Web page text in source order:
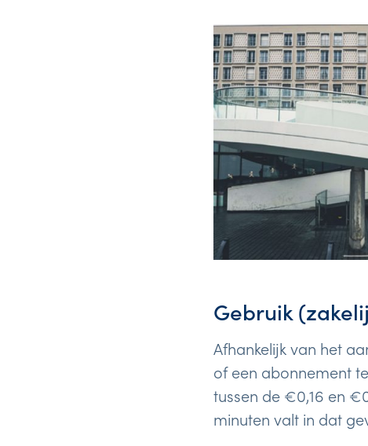
Gebruik
Afhankelijk van het
of een abonnement
tussen de €0,16 en
minuten valt in dat